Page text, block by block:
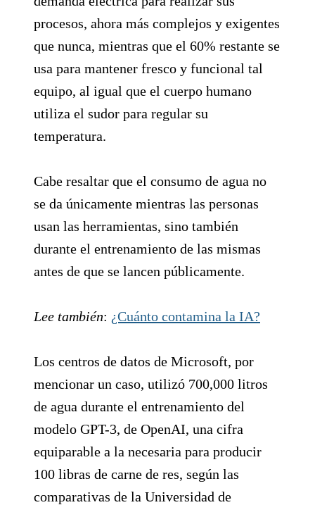
procesos, ahora más complejos y exigentes
que nunca, mientras que el 60% restante se
usa para mantener fresco y funcional tal
equipo, al igual que el cuerpo humano
utiliza el sudor para regular su
temperatura.
Cabe resaltar que el consumo de agua no
se da únicamente mientras las personas
usan las herramientas, sino también
durante el entrenamiento de las mismas
antes de que se lancen públicamente.
Lee también: ¿Cuánto contamina la IA?
Los centros de datos de Microsoft, por
mencionar un caso, utilizó 700,000 litros
de agua durante el entrenamiento del
modelo GPT-3, de OpenAI, una cifra
equiparable a la necesaria para producir
100 libras de carne de res, según las
comparativas de la Universidad de